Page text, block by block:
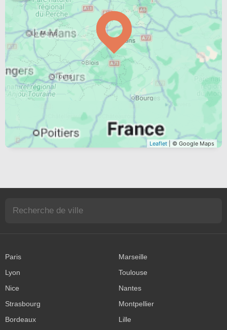
Leaflet | © Google Maps
Paris
Marseille
Lyon
Toulouse
Nice
Nantes
Strasbourg
Montpellier
Bordeaux
Lille